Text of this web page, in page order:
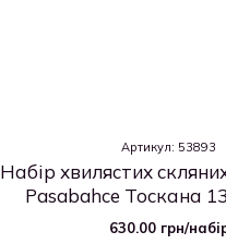
Артикул: 53893
Набір хвилястих
Pasabahce Тоскана
(53893)
630.00 грн/